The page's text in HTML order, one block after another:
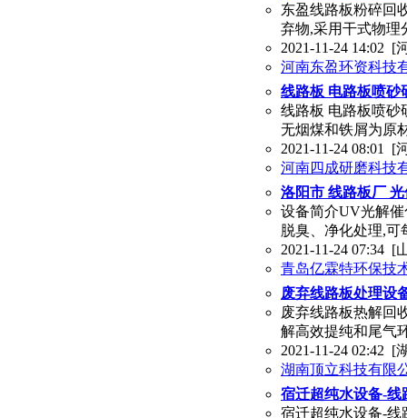
东盈线路板粉碎回
弃物,采用干式物理
2021-11-24 14:02 [
河南东盈环资科技
线路板 电路板喷砂
线路板 电路板喷砂
无烟煤和铁屑为原
2021-11-24 08:01 [
河南四成研磨科技
洛阳市 线路板厂
设备简介UV光解
脱臭、净化处理,可
2021-11-24 07:34 [
青岛亿霖特环保技
废弃线路板处理设
废弃线路板热解回
解高效提纯和尾气
2021-11-24 02:42 [
湖南顶立科技有限
宿迁超纯水设备-线
宿迁超纯水设备-线